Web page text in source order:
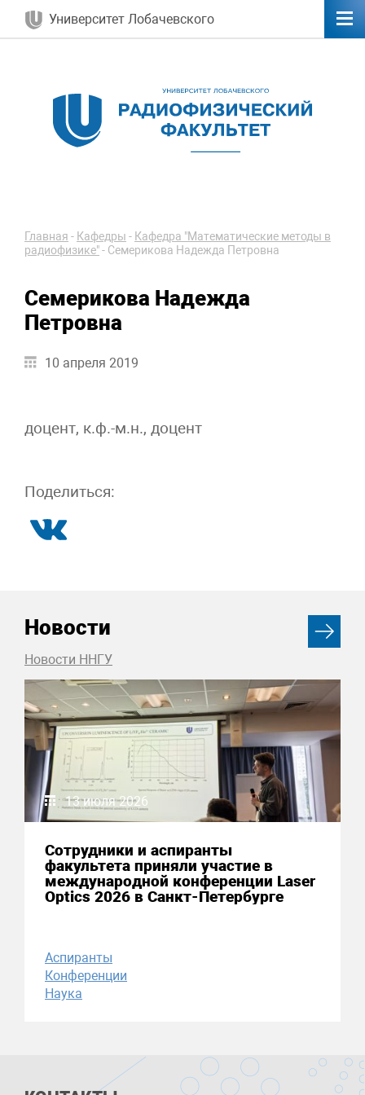
Университет Лобачевского
Главная - Кафедры - Кафедра "Математические методы в
радиофизике"- Семерикова Надежда Петровна
Семерикова Надежда
Петровна
10 апреля 2019
доцент, к.ф.-м.н., доцент
Поделиться:
Новости
Новости ННГУ
13 июля 2026
Сотрудники и аспиранты
факультета приняли участие в
международной конференции Laser
Optics 2026 в Санкт-Петербурге
Аспиранты
Конференции
Наука